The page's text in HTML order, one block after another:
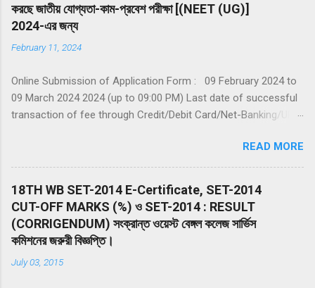
করছে জাতীয় যোগ্যতা-কাম-প্রবেশ পরীক্ষা [(NEET (UG)]
2024-এর জন্য
February 11, 2024
Online Submission of Application Form : 09 February 2024 to
09 March 2024 2024 (up to 09:00 PM) Last date of successful
transaction of fee through Credit/Debit Card/Net-Banking/UPI :
2024 (Sunday) Duration of Examination: 200 minutes (03 hours
20 Minutes) Timing of Examination: 02:00 PM to 05:20 PM (IST)
Website(s): www.nta.ac.in , https://exams.nta.nic.in/NEET
Declaration of Result on the NTA website: 14 June 2024 The
Entrance Test shall consist of 200 multiple-choice questions
(four options with a single correct answer) from Physics,
Chemistry, and Biology (Botany & Zoology). 50 questions in
each subject will be divided into two Sections (A and B). The
READ MORE
18TH WB SET-2014 E-Certificate, SET-2014
CUT-OFF MARKS (%) ও SET-2014 : RESULT
(CORRIGENDUM) সংক্রান্ত ওয়েস্ট বেঙ্গল কলেজ সার্ভিস
কমিশনের জরুরী বিজ্ঞপ্তি।
July 03, 2015